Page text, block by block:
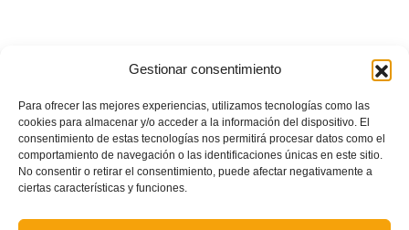
Gestionar consentimiento
Para ofrecer las mejores experiencias, utilizamos tecnologías como las
cookies para almacenar y/o acceder a la información del dispositivo. El
consentimiento de estas tecnologías nos permitirá procesar datos como el
comportamiento de navegación o las identificaciones únicas en este sitio.
No consentir o retirar el consentimiento, puede afectar negativamente a
ciertas características y funciones.